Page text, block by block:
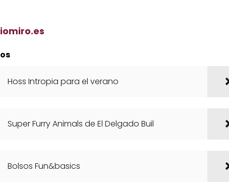
Hoss Intropia para el verano
Super Furry Animals de El Delgado Buil
Bolsos Fun&basics